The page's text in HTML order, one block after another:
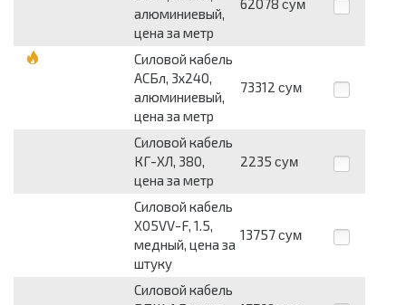
алюминиевый,
цена за метр
62078 сум
Силовой кабель
АСБл, 3х240,
алюминиевый,
цена за метр
73312 сум
Силовой кабель
КГ-ХЛ, 380,
цена за метр
2235 сум
Силовой кабель
X05VV-F, 1.5,
медный, цена за
штуку
13757 сум
Силовой кабель